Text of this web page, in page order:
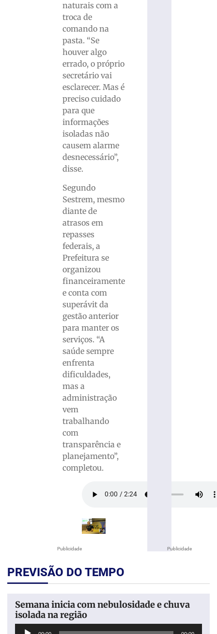
Publicidade
naturais com a
troca de
comando na
pasta. “Se
houver algo
errado, o próprio
secretário vai
esclarecer. Mas é
preciso cuidado
para que
informações
isoladas não
causem alarme
desnecessário”,
disse.
Segundo
Sestrem, mesmo
diante de
atrasos em
repasses
federais, a
Prefeitura se
organizou
financeiramente
e conta com
superávit da
gestão anterior
para manter os
serviços. “A
saúde sempre
enfrenta
dificuldades,
mas a
administração
vem
trabalhando
com
transparência e
planejamento”,
completou.
Publicidade
PREVISÃO DO TEMPO
Semana inicia com nebulosidade e chuva
isolada na região
Tocador